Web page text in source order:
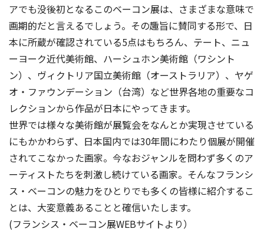
アでも没後初となるこのベーコン展は、さまざまな意味で
画期的だと言えるでしょう。その趣旨に賛同する形で、日
本に所蔵が確認されている5点はもちろん、テート、ニュ
ーヨーク近代美術館、ハーシュホン美術館（ワシント
ン）、ヴィクトリア国立美術館（オーストラリア）、ヤゲ
オ・ファウンデーション（台湾）など世界各地の重要なコ
レクションから作品が日本にやってきます。
世界では様々な美術館が展覧会をなんとか実現させている
にもかかわらず、日本国内では30年間にわたり個展が開催
されてこなかった画家。今なおジャンルを問わず多くのア
ーティストたちを刺激し続けている画家。そんなフランシ
ス・ベーコンの魅力をひとりでも多くの皆様に紹介するこ
とは、大変意義あることと確信いたします。
(フランシス・ベーコン展WEBサイトより）